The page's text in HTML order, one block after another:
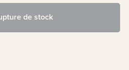
de stock